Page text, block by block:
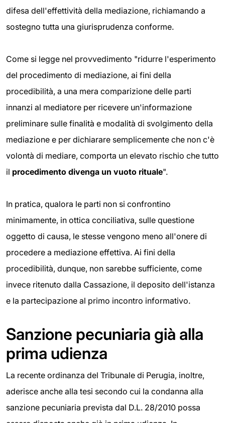
difesa dell'effettività della mediazione, richiamando a
sostegno tutta una giurisprudenza conforme.
Come si legge nel provvedimento "ridurre l'esperimento
del procedimento di mediazione, ai fini della
procedibilità, a una mera comparizione delle parti
innanzi al mediatore per ricevere un'informazione
preliminare sulle finalità e modalità di svolgimento della
mediazione e per dichiarare semplicemente che non c'è
volontà di mediare, comporta un elevato rischio che tutto
il procedimento divenga un vuoto rituale".
In pratica, qualora le parti non si confrontino
minimamente, in ottica conciliativa, sulle questione
oggetto di causa, le stesse vengono meno all'onere di
procedere a mediazione effettiva. Ai fini della
procedibilità, dunque, non sarebbe sufficiente, come
invece ritenuto dalla Cassazione, il deposito dell'istanza
e la partecipazione al primo incontro informativo.
Sanzione pecuniaria già alla
prima udienza
La recente ordinanza del Tribunale di Perugia, inoltre,
aderisce anche alla tesi secondo cui la condanna alla
sanzione pecuniaria prevista dal D.L. 28/2010 possa